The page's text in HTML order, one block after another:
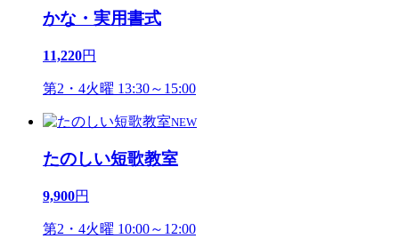
かな・実用書式
11,220円
第2・4火曜 13:30～15:00
NEW
たのしい短歌教室
9,900円
第2・4火曜 10:00～12:00